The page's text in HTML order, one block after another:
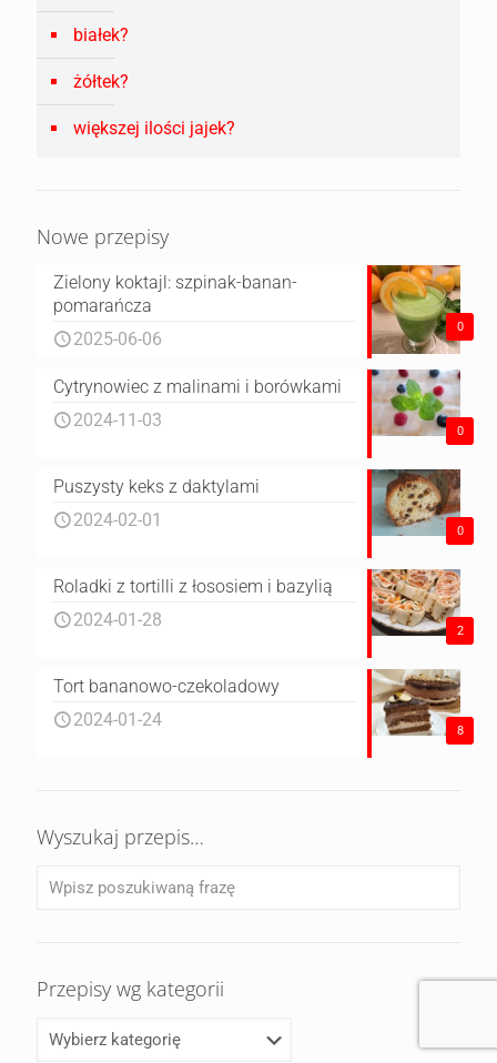
białek?
żółtek?
większej ilości jajek?
Nowe przepisy
0
Zielony koktajl: szpinak-banan-
pomarańcza
2025-06-06
0
Cytrynowiec z malinami i borówkami
2024-11-03
0
Puszysty keks z daktylami
2024-02-01
2
Roladki z tortilli z łososiem i bazylią
2024-01-28
8
Tort bananowo-czekoladowy
2024-01-24
Wyszukaj przepis…
Przepisy wg kategorii